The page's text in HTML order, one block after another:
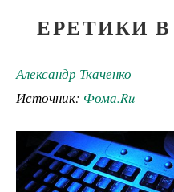
ЕРЕТИКИ
Александр Ткаченко
Источник: Фома.Ru